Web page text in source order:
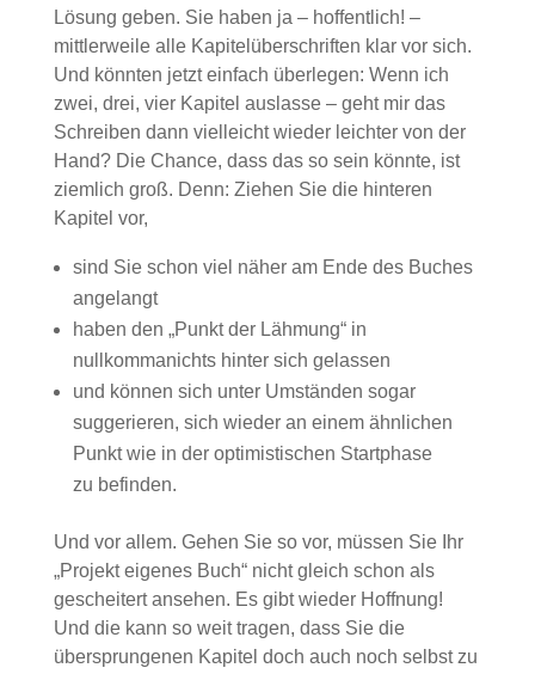
Lösung geben. Sie haben ja – hoffentlich! –
mittlerweile alle Kapitelüberschriften klar vor sich.
Und könnten jetzt einfach überlegen: Wenn ich
zwei, drei, vier Kapitel auslasse – geht mir das
Schreiben dann vielleicht wieder leichter von der
Hand? Die Chance, dass das so sein könnte, ist
ziemlich groß. Denn: Ziehen Sie die hinteren
Kapitel vor,
sind Sie schon viel näher am Ende des Buches
angelangt
haben den „Punkt der Lähmung“ in
nullkommanichts hinter sich gelassen
und können sich unter Umständen sogar
suggerieren, sich wieder an einem ähnlichen
Punkt wie in der optimistischen Startphase
zu befinden.
Und vor allem. Gehen Sie so vor, müssen Sie Ihr
„Projekt eigenes Buch“ nicht gleich schon als
gescheitert ansehen. Es gibt wieder Hoffnung!
Und die kann so weit tragen, dass Sie die
übersprungenen Kapitel doch auch noch selbst zu